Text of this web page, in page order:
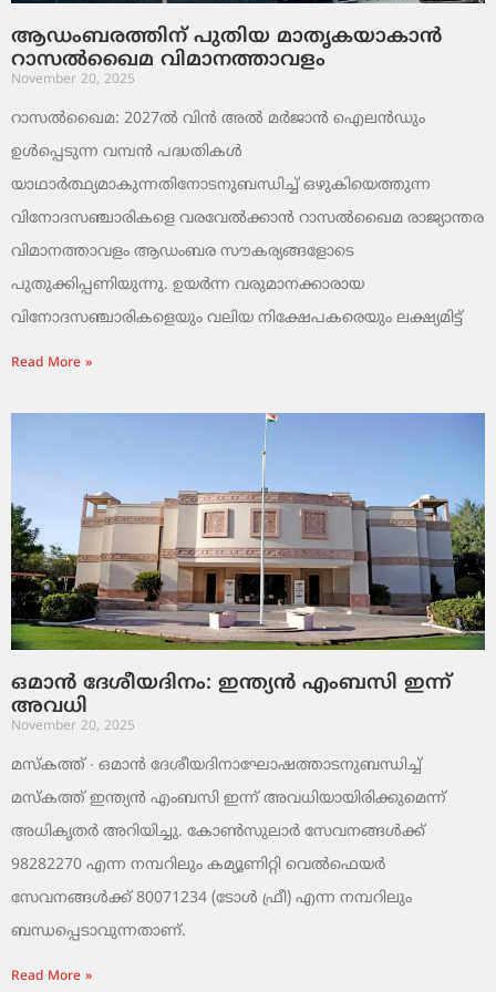
ആഡംബരത്തിന് പുതിയ മാതൃകയാകാൻ
റാസൽഖൈമ വിമാനത്താവളം
November 20, 2025
റാസൽഖൈമ: 2027ൽ വിൻ അൽ മർജാൻ ഐലൻഡും
ഉൾപ്പെടുന്ന വമ്പൻ പദ്ധതികൾ
യാഥാർത്ഥ്യമാകുന്നതിനോടനുബന്ധിച്ച് ഒഴുകിയെത്തുന്ന
വിനോദസഞ്ചാരികളെ വരവേൽക്കാൻ റാസൽഖൈമ രാജ്യാന്തര
വിമാനത്താവളം ആഡംബര സൗകര്യങ്ങളോടെ
പുതുക്കിപ്പണിയുന്നു. ഉയർന്ന വരുമാനക്കാരായ
വിനോദസഞ്ചാരികളെയും വലിയ നിക്ഷേപകരെയും ലക്ഷ്യമിട്ട്
Read More »
ഒമാൻ ദേശീയദിനം: ഇന്ത്യൻ എംബസി ഇന്ന്
അവധി
November 20, 2025
മസ്‌കത്ത് ∙ ഒമാൻ ദേശീയദിനാഘോഷത്താടനുബന്ധിച്ച്
മസ്‌കത്ത് ഇന്ത്യൻ എംബസി ഇന്ന് അവധിയായിരിക്കുമെന്ന്
അധികൃതർ അറിയിച്ചു. കോൺസുലാർ സേവനങ്ങൾക്ക്
98282270 എന്ന നമ്പറിലും കമ്യൂണിറ്റി വെൽഫെയർ
സേവനങ്ങൾക്ക് 80071234 (ടോൾ ഫ്രീ) എന്ന നമ്പറിലും
ബന്ധപ്പെടാവുന്നതാണ്.
Read More »